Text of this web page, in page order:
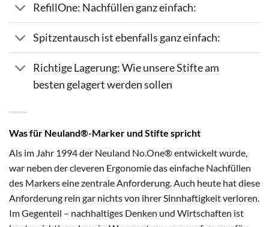
RefillOne: Nachfüllen ganz einfach:
Spitzentausch ist ebenfalls ganz einfach:
Richtige Lagerung: Wie unsere Stifte am
besten gelagert werden sollen
Was für Neuland®-Marker und Stifte spricht
Als im Jahr 1994 der Neuland No.One® entwickelt wurde,
war neben der cleveren Ergonomie das einfache Nachfüllen
des Markers eine zentrale Anforderung. Auch heute hat diese
Anforderung rein gar nichts von ihrer Sinnhaftigkeit verloren.
Im Gegenteil – nachhaltiges Denken und Wirtschaften ist